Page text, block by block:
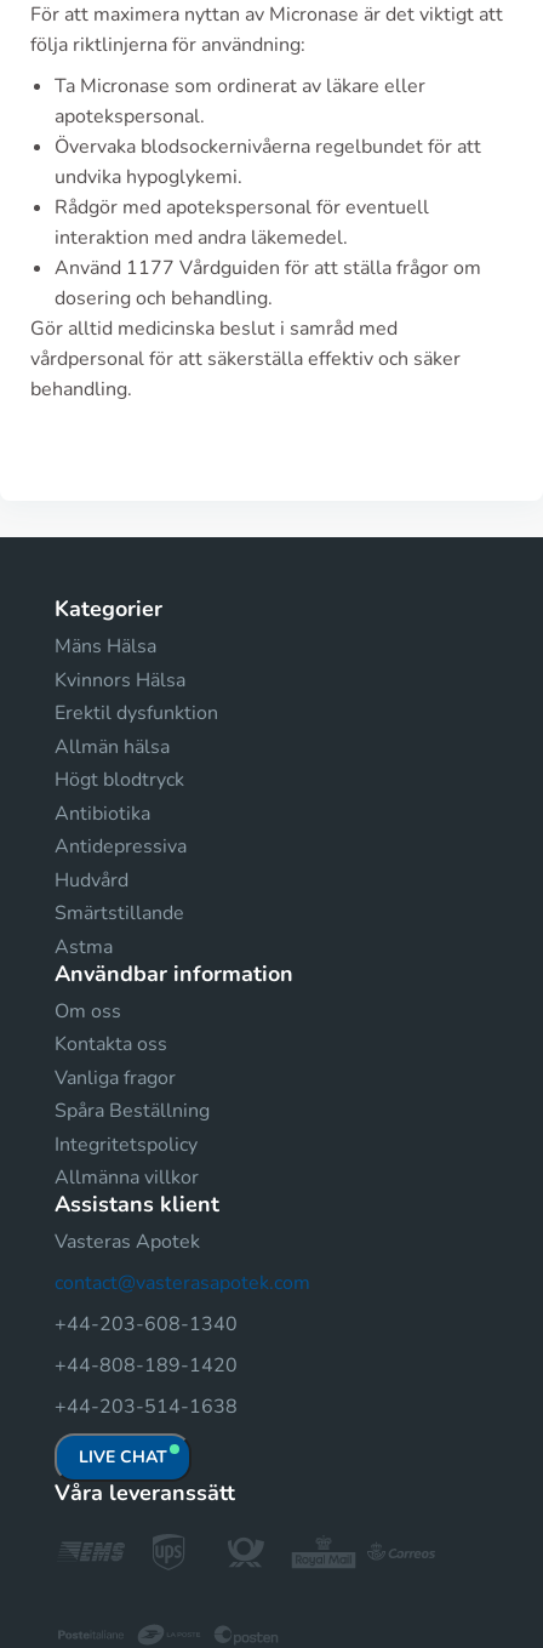
För att maximera nyttan av Micronase är det viktigt att
följa riktlinjerna för användning:
Ta Micronase som ordinerat av läkare eller
apotekspersonal.
Övervaka blodsockernivåerna regelbundet för att
undvika hypoglykemi.
Rådgör med apotekspersonal för eventuell
interaktion med andra läkemedel.
Använd 1177 Vårdguiden för att ställa frågor om
dosering och behandling.
Gör alltid medicinska beslut i samråd med
vårdpersonal för att säkerställa effektiv och säker
behandling.
Kategorier
Mäns Hälsa
Kvinnors Hälsa
Erektil dysfunktion
Allmän hälsa
Högt blodtryck
Antibiotika
Antidepressiva
Hudvård
Smärtstillande
Astma
Användbar information
Om oss
Kontakta oss
Vanliga fragor
Spåra Beställning
Integritetspolicy
Allmänna villkor
Assistans klient
Vasteras Apotek
contact@vasterasapotek.com
+44-203-608-1340
+44-808-189-1420
+44-203-514-1638
LIVE CHAT
Våra leveranssätt